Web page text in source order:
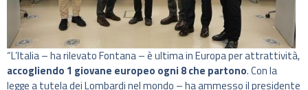
“L’Italia – ha rilevato Fontana – è ultima in Europa per attrattività,
accogliendo 1 giovane europeo ogni 8 che partono. Con la
legge a tutela dei Lombardi nel mondo – ha ammesso il presidente